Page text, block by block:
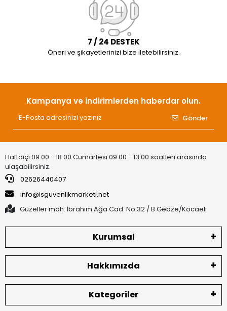
7 / 24 DESTEK
Öneri ve şikayetlerinizi bize iletebilirsiniz.
Kampanya ve indirimlerden haberdar olun.
Gönder
Haftaiçi 09:00 - 18:00 Cumartesi 09:00 - 13:00 saatleri arasında
ulaşabilirsiniz.
02626440407
info@isguvenlikmarketi.net
Güzeller mah. İbrahim Ağa Cad. No:32 / B Gebze/Kocaeli
Kurumsal
Hakkımızda
Kategoriler